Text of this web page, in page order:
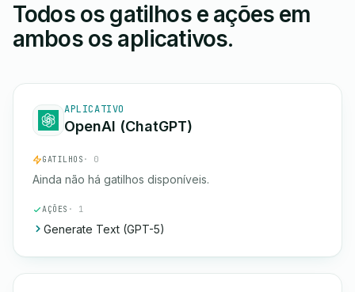
Todos os gatilhos e ações em
ambos os aplicativos.
APLICATIVO
OpenAI (ChatGPT)
GATILHOS · 0
Ainda não há gatilhos disponíveis.
AÇÕES · 1
Generate Text (GPT-5)